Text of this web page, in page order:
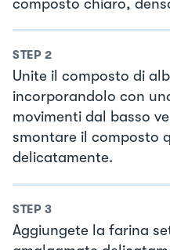
composto chiaro,
STEP 2
Unite il composto di
incorporandolo con
movimenti dal basso
smontare il composto
delicatamente.
STEP 3
Aggiungete la farina